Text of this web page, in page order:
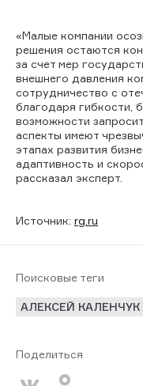
«Малые компании
решения остаются
за счет мер
внешнего давления
сотрудничество с
благодаря гибкости,
возможности
аспекты имеют
этапах развития
адаптивность и
рассказал эксперт.
Источник: rg.ru
Поисковые теги
АЛЕКСЕЙ КАЛЕНЧУК
Поделиться